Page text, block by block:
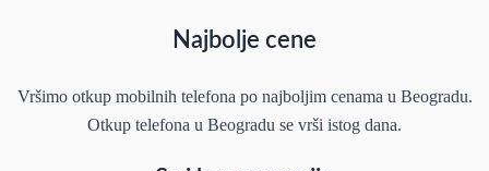
Najbolje cene
Vršimo otkup mobilnih telefona po najboljim cenama u Beogradu.
Otkup telefona u Beogradu se vrši istog dana.